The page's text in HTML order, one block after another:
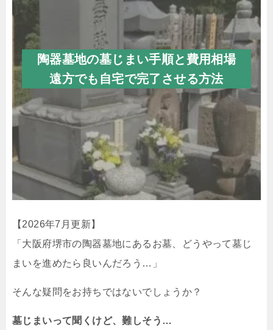
陶器墓地の墓じまい手順と費用相場
遠方でも自宅で完了させる方法
【2026年7月更新】
「大阪府堺市の陶器墓地にあるお墓、どうやって墓じ
まいを進めたら良いんだろう…」
そんな疑問をお持ちではないでしょうか？
墓じまいって聞くけど、難しそう…